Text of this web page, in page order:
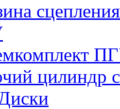
сцепления
цилиндр